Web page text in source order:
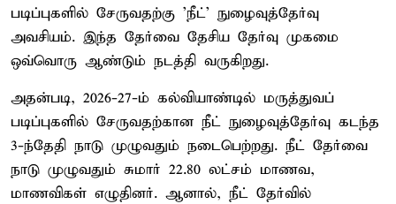
படிப்புகளில் சேருவதற்கு 'நீட்' நுழைவுத்தேர்வு
அவசியம். இந்த தேர்வை தேசிய தேர்வு முகமை
ஒவ்வொரு ஆண்டும் நடத்தி வருகிறது.
அதன்படி, 2026-27-ம் கல்வியாண்டில் மருத்துவப்
படிப்புகளில் சேருவதற்கான நீட் நுழைவுத்தேர்வு கடந்த
3-ந்தேதி நாடு முழுவதும் நடைபெற்றது. நீட் தேர்வை
நாடு முழுவதும் சுமார் 22.80 லட்சம் மாணவ,
மாணவிகள் எழுதினர். ஆனால், நீட் தேர்வில்